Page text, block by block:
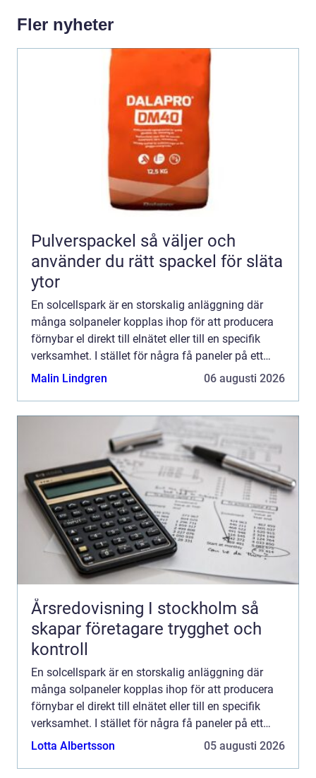
Fler nyheter
Pulverspackel så väljer och
använder du rätt spackel för släta
ytor
En solcellspark är en storskalig anläggning där
många solpaneler kopplas ihop för att producera
förnybar el direkt till elnätet eller till en specifik
verksamhet. I stället för några få paneler på ett
villatak handlar det om hundratals eller tusental...
Malin Lindgren 06 augusti 2026
Årsredovisning I stockholm så
skapar företagare trygghet och
kontroll
En solcellspark är en storskalig anläggning där
många solpaneler kopplas ihop för att producera
förnybar el direkt till elnätet eller till en specifik
verksamhet. I stället för några få paneler på ett
villatak handlar det om hundratals eller tusental...
Lotta Albertsson 05 augusti 2026